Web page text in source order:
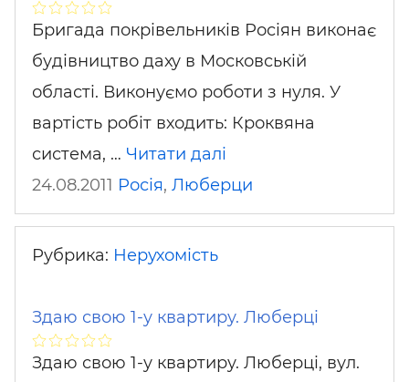
Бригада покрівельників Росіян виконає
будівництво даху в Московській
області. Виконуємо роботи з нуля. У
вартість робіт входить: Кроквяна
система, … Читати далі
24.08.2011 Росія, Люберци
Рубрика: Нерухомість
Здаю свою 1-у квартиру. Люберці
Здаю свою 1-у квартиру. Люберці, вул.